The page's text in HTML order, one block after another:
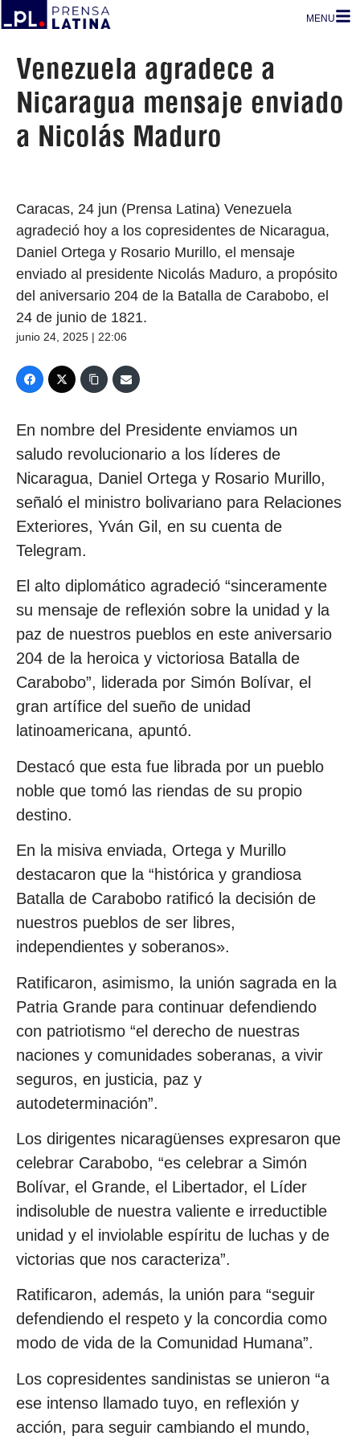
MENU
Venezuela agradece a
Nicaragua mensaje enviado
a Nicolás Maduro
Caracas, 24 jun (Prensa Latina) Venezuela
agradeció hoy a los copresidentes de Nicaragua,
Daniel Ortega y Rosario Murillo, el mensaje
enviado al presidente Nicolás Maduro, a propósito
del aniversario 204 de la Batalla de Carabobo, el
24 de junio de 1821.
junio 24, 2025 | 22:06
En nombre del Presidente enviamos un
saludo revolucionario a los líderes de
Nicaragua, Daniel Ortega y Rosario Murillo,
señaló el ministro bolivariano para Relaciones
Exteriores, Yván Gil, en su cuenta de
Telegram.
El alto diplomático agradeció “sinceramente
su mensaje de reflexión sobre la unidad y la
paz de nuestros pueblos en este aniversario
204 de la heroica y victoriosa Batalla de
Carabobo”, liderada por Simón Bolívar, el
gran artífice del sueño de unidad
latinoamericana, apuntó.
Destacó que esta fue librada por un pueblo
noble que tomó las riendas de su propio
destino.
En la misiva enviada, Ortega y Murillo
destacaron que la “histórica y grandiosa
Batalla de Carabobo ratificó la decisión de
nuestros pueblos de ser libres,
independientes y soberanos».
Ratificaron, asimismo, la unión sagrada en la
Patria Grande para continuar defendiendo
con patriotismo “el derecho de nuestras
naciones y comunidades soberanas, a vivir
seguros, en justicia, paz y
autodeterminación”.
Los dirigentes nicaragüenses expresaron que
celebrar Carabobo, “es celebrar a Simón
Bolívar, el Grande, el Libertador, el Líder
indisoluble de nuestra valiente e irreductible
unidad y el inviolable espíritu de luchas y de
victorias que nos caracteriza”.
Ratificaron, además, la unión para “seguir
defendiendo el respeto y la concordia como
modo de vida de la Comunidad Humana”.
Los copresidentes sandinistas se unieron “a
ese intenso llamado tuyo, en reflexión y
acción, para seguir cambiando el mundo,